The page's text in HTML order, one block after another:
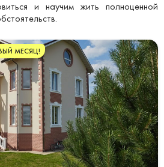
и научим жить полноценной
МЕСЯЦ!